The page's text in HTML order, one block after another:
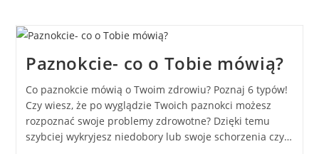
Paznokcie- co o Tobie mówią?
Co paznokcie mówią o Twoim zdrowiu? Poznaj 6 typów!
Czy wiesz, że po wyglądzie Twoich paznokci możesz
rozpoznać swoje problemy zdrowotne? Dzięki temu
szybciej wykryjesz niedobory lub swoje schorzenia czy…